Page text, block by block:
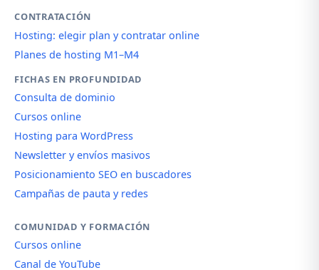
CONTRATACIÓN
Hosting: elegir plan y contratar online
Planes de hosting M1–M4
FICHAS EN PROFUNDIDAD
Consulta de dominio
Cursos online
Hosting para WordPress
Newsletter y envíos masivos
Posicionamiento SEO en buscadores
Campañas de pauta y redes
COMUNIDAD Y FORMACIÓN
Cursos online
Canal de YouTube